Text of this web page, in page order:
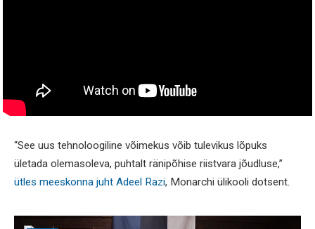
“See uus tehnoloogiline võimekus võib tulevikus lõpuks
ületada olemasoleva, puhtalt ränipõhise riistvara jõudluse,”
ütles meeskonna juht Adeel Razi, Monarchi ülikooli dotsent.